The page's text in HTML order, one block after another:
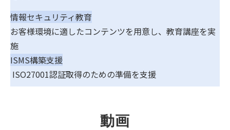
情報セキュリティ教育
お客様環境に適したコンテンツを用意し、教育講座を実
施
ISMS構築支援
ISO27001認証取得のための準備を支援
動画